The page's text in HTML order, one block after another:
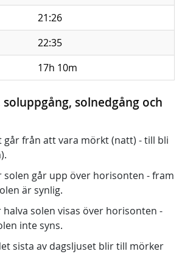
21:26
22:35
17h 10m
solnedgång och
går från att vara mörkt (natt) - till bli
solen går upp över horisonten - fram
är synlig.
halva solen visas över horisonten -
inte syns.
sista av dagsljuset blir till mörker